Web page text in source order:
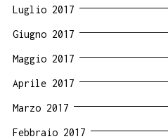
Luglio 2017
Giugno 2017
Maggio 2017
Aprile 2017
Marzo 2017
Febbraio 2017